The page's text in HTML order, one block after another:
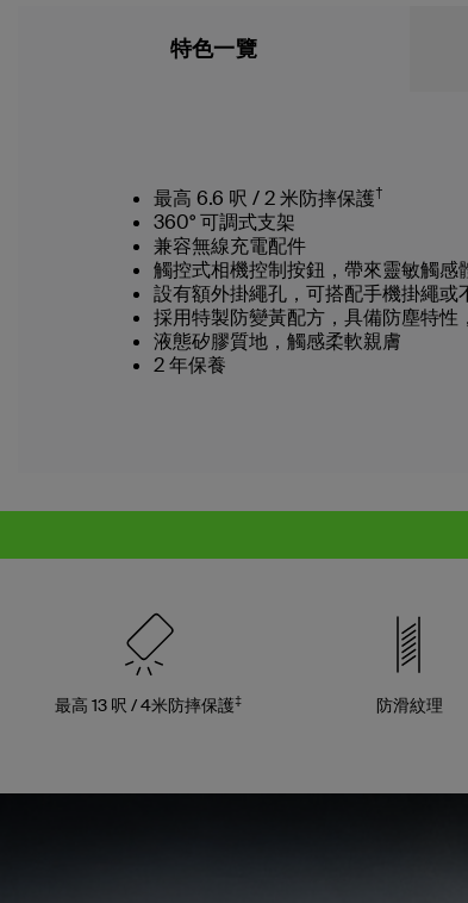
特色一覽
最高 6.6 呎 / 2 米防摔保護†
360° 可調式支架
兼容無線充電配件
觸控式相機控制按鈕，帶來靈敏觸感
設有額外掛繩孔，可搭配手機掛繩或
採用特製防變黃配方，具備防塵特性
液態矽膠質地，觸感柔軟親膚
2 年保養
最高 13 呎 / 4米防摔保護‡ 防滑紋理